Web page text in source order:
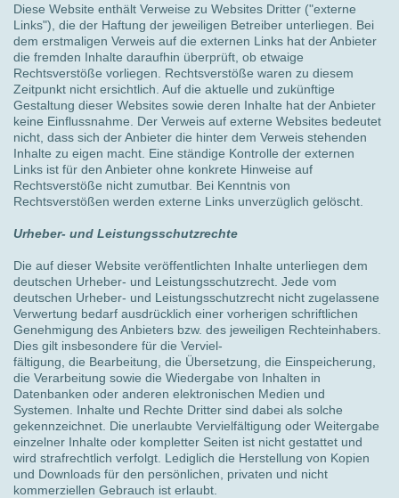
Diese Website enthält Verweise zu Websites Dritter ("externe
Links"), die der Haftung der jeweiligen Betreiber unterliegen. Bei
dem erstmaligen Verweis auf die externen Links hat der Anbieter
die fremden Inhalte daraufhin überprüft, ob etwaige
Rechtsverstöße vorliegen. Rechtsverstöße waren zu diesem
Zeitpunkt nicht ersichtlich. Auf die aktuelle und zukünftige
Gestaltung dieser Websites sowie deren Inhalte hat der Anbieter
keine Einflussnahme. Der Verweis auf externe Websites bedeutet
nicht, dass sich der Anbieter die hinter dem Verweis stehenden
Inhalte zu eigen macht. Eine ständige Kontrolle der externen
Links ist für den Anbieter ohne konkrete Hinweise auf
Rechtsverstöße nicht zumutbar. Bei Kenntnis von
Rechtsverstößen werden externe Links unverzüglich gelöscht.
Urheber- und Leistungsschutzrechte
Die auf dieser Website veröffentlichten Inhalte unterliegen dem
deutschen Urheber- und Leistungsschutzrecht. Jede vom
deutschen Urheber- und Leistungsschutzrecht nicht zugelassene
Verwertung bedarf ausdrücklich einer vorherigen schriftlichen
Genehmigung des Anbieters bzw. des jeweiligen Rechteinhabers.
Dies gilt insbesondere für die Verviel-
fältigung, die Bearbeitung, die Übersetzung, die Einspeicherung,
die Verarbeitung sowie die Wiedergabe von Inhalten in
Datenbanken oder anderen elektronischen Medien und
Systemen. Inhalte und Rechte Dritter sind dabei als solche
gekennzeichnet. Die unerlaubte Vervielfältigung oder Weitergabe
einzelner Inhalte oder kompletter Seiten ist nicht gestattet und
wird strafrechtlich verfolgt. Lediglich die Herstellung von Kopien
und Downloads für den persönlichen, privaten und nicht
kommerziellen Gebrauch ist erlaubt.